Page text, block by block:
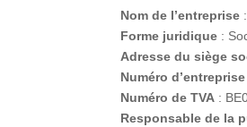
Nom de l’entreprise
Forme juridique :
Adresse du siège
Numéro d’entreprise
Numéro de TVA : BE
Responsable de la